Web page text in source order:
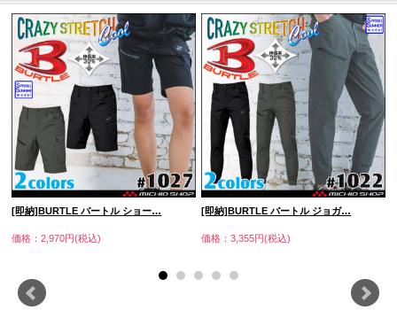
[即納]BURTLE バートル ショー…
価格：2,970円(税込)
[即納]BURTLE バートル ジョガ…
価格：3,355円(税込)